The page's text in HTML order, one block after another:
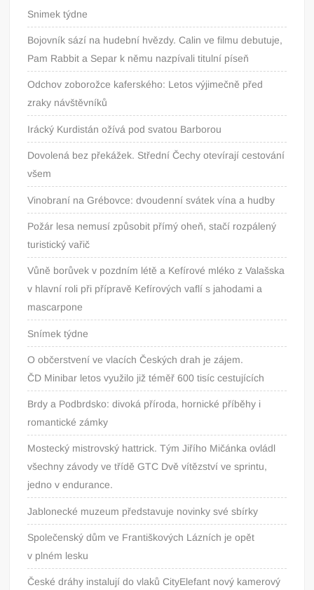
Snimek týdne
Bojovník sází na hudební hvězdy. Calin ve filmu debutuje,
Pam Rabbit a Separ k němu nazpívali titulní píseň
Odchov zoborožce kaferského: Letos výjimečně před
zraky návštěvníků
Irácký Kurdistán ožívá pod svatou Barborou
Dovolená bez překážek. Střední Čechy otevírají cestování
všem
Vinobraní na Grébovce: dvoudenní svátek vína a hudby
Požár lesa nemusí způsobit přímý oheň, stačí rozpálený
turistický vařič
Vůně borůvek v pozdním létě a Kefírové mléko z Valašska
v hlavní roli při přípravě Kefírových vaflí s jahodami a
mascarpone
Snímek týdne
O občerstvení ve vlacích Českých drah je zájem.
ČD Minibar letos využilo již téměř 600 tisíc cestujících
Brdy a Podbrdsko: divoká příroda, hornické příběhy i
romantické zámky
Mostecký mistrovský hattrick. Tým Jiřího Mičánka ovládl
všechny závody ve třídě GTC Dvě vítězství ve sprintu,
jedno v endurance.
Jablonecké muzeum představuje novinky své sbírky
Společenský dům ve Františkových Lázních je opět
v plném lesku
České dráhy instalují do vlaků CityElefant nový kamerový